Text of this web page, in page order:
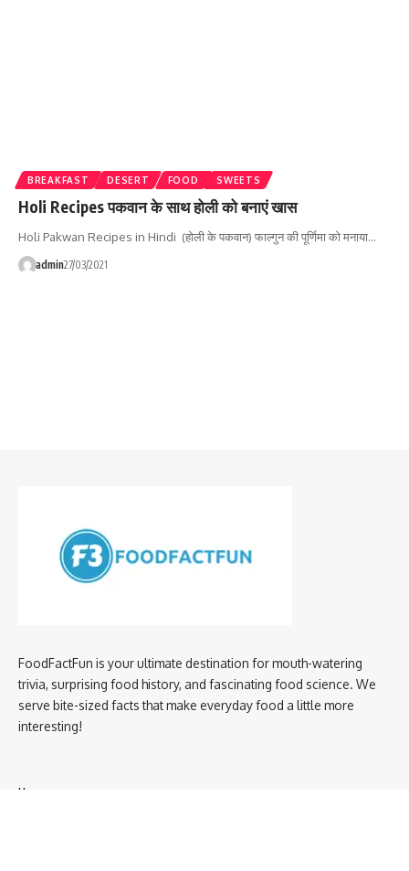
BREAKFAST DESERT FOOD SWEETS
Holi Recipes पकवान के साथ होली को बनाएं खास
Holi Pakwan Recipes in Hindi (होली के पकवान) फाल्गुन की पूर्णिमा को मनाया…
admin27/03/2021
FoodFactFun is your ultimate destination for mouth-watering
trivia, surprising food history, and fascinating food science. We
serve bite-sized facts that make everyday food a little more
interesting!
Home